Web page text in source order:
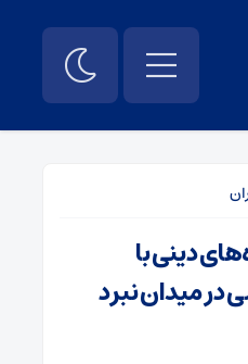
دینی با
میدان نبرد